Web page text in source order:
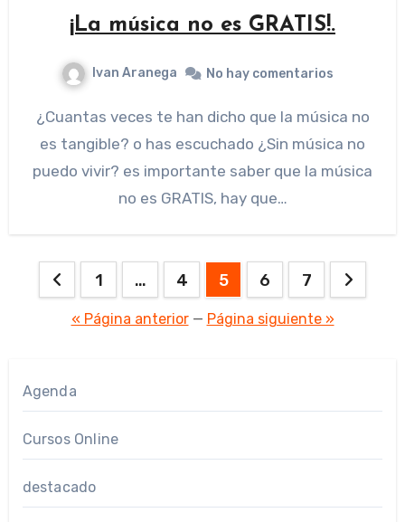
¡La música no es GRATIS!.
Ivan Aranega No hay comentarios
¿Cuantas veces te han dicho que la música no
es tangible? o has escuchado ¿Sin música no
puedo vivir? es importante saber que la música
no es GRATIS, hay que…
Paginación
1 … 4 5 6 7
« Página anterior— Página siguiente »
Agenda
Cursos Online
destacado